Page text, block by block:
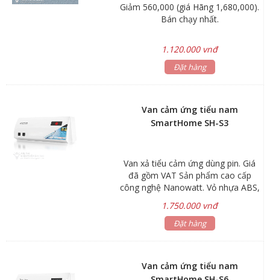
Giảm 560,000 (giá Hãng 1,680,000).
Bán chạy nhất.
1.120.000 vnđ
Đặt hàng
Van cảm ứng tiểu nam
SmartHome SH-S3
Van xả tiểu cảm ứng dùng pin. Giá
đã gồm VAT Sản phẩm cao cấp
công nghệ Nanowatt. Vỏ nhựa ABS,
viên pin AA Alkaline Battery Độ bền
của pin: 2 năm với 100 lần sử
sử dụng trong phạm vi cảm ứng
mặc định là 50cm (có thể điều
1.750.000 vnđ
Đặt hàng
Van cảm ứng tiểu nam